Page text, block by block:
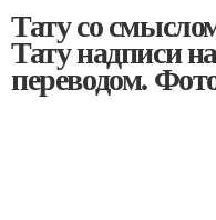
Тату со
Тату надписи
переводом.